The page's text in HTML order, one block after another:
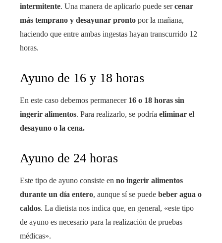
intermitente. Una manera de aplicarlo puede sercenar
más temprano y desayunar pronto por la mañana,
haciendo que entre ambas ingestas hayan transcurrido 12
horas.
Ayuno de 16 y 18 horas
En este caso debemos permanecer 16 o 18 horas sin
ingerir alimentos. Para realizarlo, se podría eliminar el
desayuno o la cena.
Ayuno de 24 horas
Este tipo de ayuno consiste en no ingerir alimentos
durante un día entero, aunque sí se puede beber agua o
caldos. La dietista nos indica que, en general, «este tipo
de ayuno es necesario para la realización de pruebas
médicas».